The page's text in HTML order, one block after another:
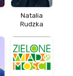
Natalia
Rudzka